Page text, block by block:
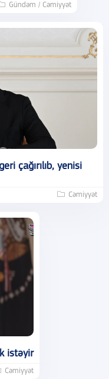
Gündəm / Cəmiyyət
çağırılıb, yenisi
Cəmiyyət
istəyir
Cəmiyyət